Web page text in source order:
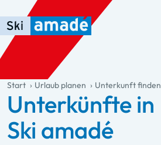
Zum Haupt-Inhalt springen
Springe zur Tabelle
Zur Haupt-Navigation springen
general.table-of-content
Start Urlaub planen Unterkunft finden
Unterkünfte in
Ski amadé